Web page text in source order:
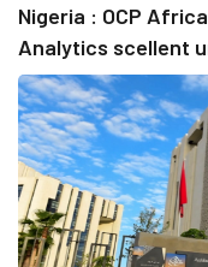
Nigeria : OCP
Analytics scellent